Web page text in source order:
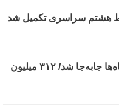
هشتم سراسری تکمیل شد
رکورد مصرف گاز نیروگاه‌ها جابه‌جا شد/ ۳۱۲ میلیون